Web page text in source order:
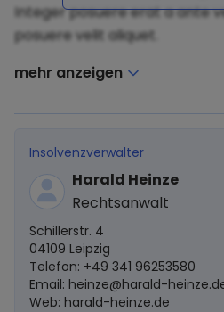
Integer posuere erat a ante
posuere velit aliquet.
mehr anzeigen
Insolvenzverwalter
Harald Heinze
Rechtsanwalt
Schillerstr. 4
04109 Leipzig
Telefon: +49 341 96253580
Email: heinze@harald-
Web: harald-heinze.de